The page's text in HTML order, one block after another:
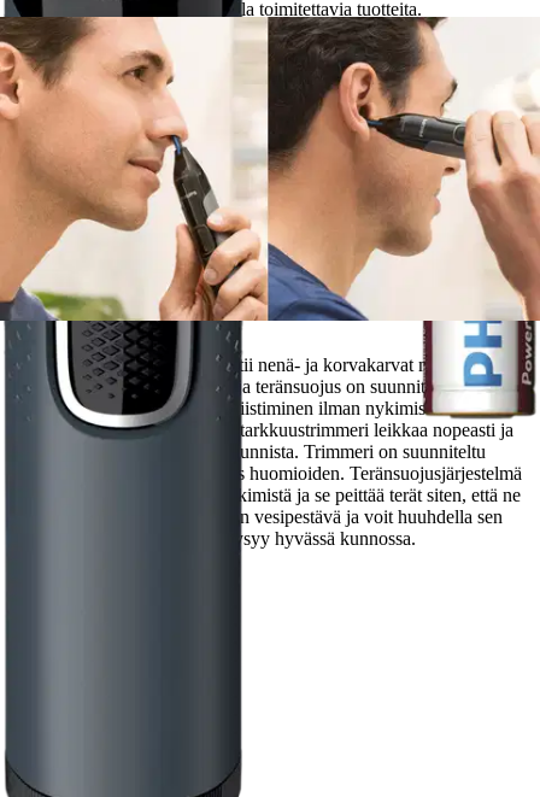
Etu ei koske Suuri‑lisäpalvelulla toimitettavia tuotteita.
Tarkista myymäläsaatavuus
Tuotekuvaus
Philipsin hygieniatrimmeri siistii nenä- ja korvakarvat miellyttävästi.
Uusi PrecisionTrim-tekniikka ja teränsuojus on suunniteltu
takaamaan helppo ja tehokas siistiminen ilman nykimistä.
Innovatiivinen, kaksipuolinen tarkkuustrimmeri leikkaa nopeasti ja
vaivatta kaikista kulmista ja suunnista. Trimmeri on suunniteltu
turvallisuus ja käyttömukavuus huomioiden. Teränsuojusjärjestelmä
takaa siistin tuloksen ilman nykimistä ja se peittää terät siten, että ne
eivät kosketa ihoa. Trimmeri on vesipestävä ja voit huuhdella sen
aina käytön jälkeen, jotta se pysyy hyvässä kunnossa.